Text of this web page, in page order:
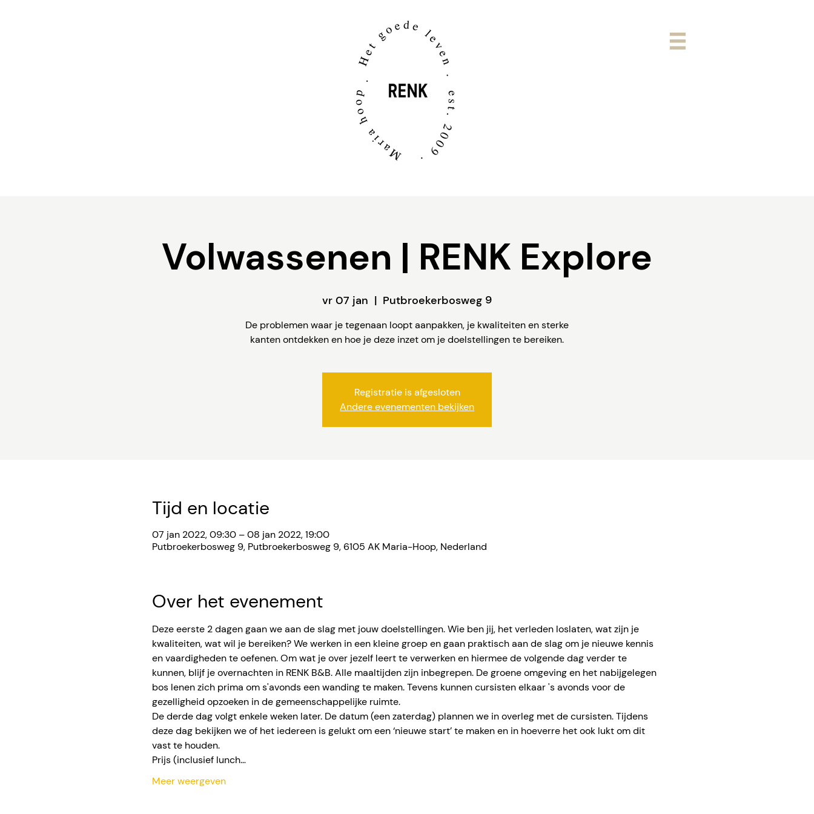
Volwassenen | RENK Explore
vr 07 jan
  |
Putbroekerbosweg 9
De problemen waar je tegenaan loopt aanpakken, je kwaliteiten en sterke
kanten ontdekken en hoe je deze inzet om je doelstellingen te bereiken.
Registratie is afgesloten
Andere evenementen bekijken
Tijd en locatie
07 jan 2022, 09:30 – 08 jan 2022, 19:00
Putbroekerbosweg 9, Putbroekerbosweg 9, 6105 AK Maria-Hoop, Nederland
Over het evenement
Deze eerste 2 dagen gaan we aan de slag met jouw doelstellingen. Wie ben jij, het verleden loslaten, wat zijn je
kwaliteiten, wat wil je bereiken? We werken in een kleine groep en gaan praktisch aan de slag om je nieuwe kennis
en vaardigheden te oefenen. Om wat je over jezelf leert te verwerken en hiermee de volgende dag verder te
kunnen, blijf je overnachten in RENK B&B. Alle maaltijden zijn inbegrepen. De groene omgeving en het nabijgelegen
bos lenen zich prima om s'avonds een wanding te maken. Tevens kunnen cursisten elkaar 's avonds voor de
gezelligheid opzoeken in de gemeenschappelijke ruimte.
De derde dag volgt enkele weken later. De datum (een zaterdag) plannen we in overleg met de cursisten. Tijdens
deze dag bekijken we of het iedereen is gelukt om een ‘nieuwe start’ te maken en in hoeverre het ook lukt om dit
vast te houden.
Prijs (inclusief lunch…
Meer weergeven